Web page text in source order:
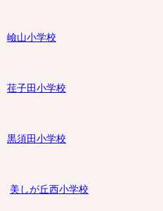
嶮山小学校
荏子田小学校
黒須田小学校
美しが丘西小学校